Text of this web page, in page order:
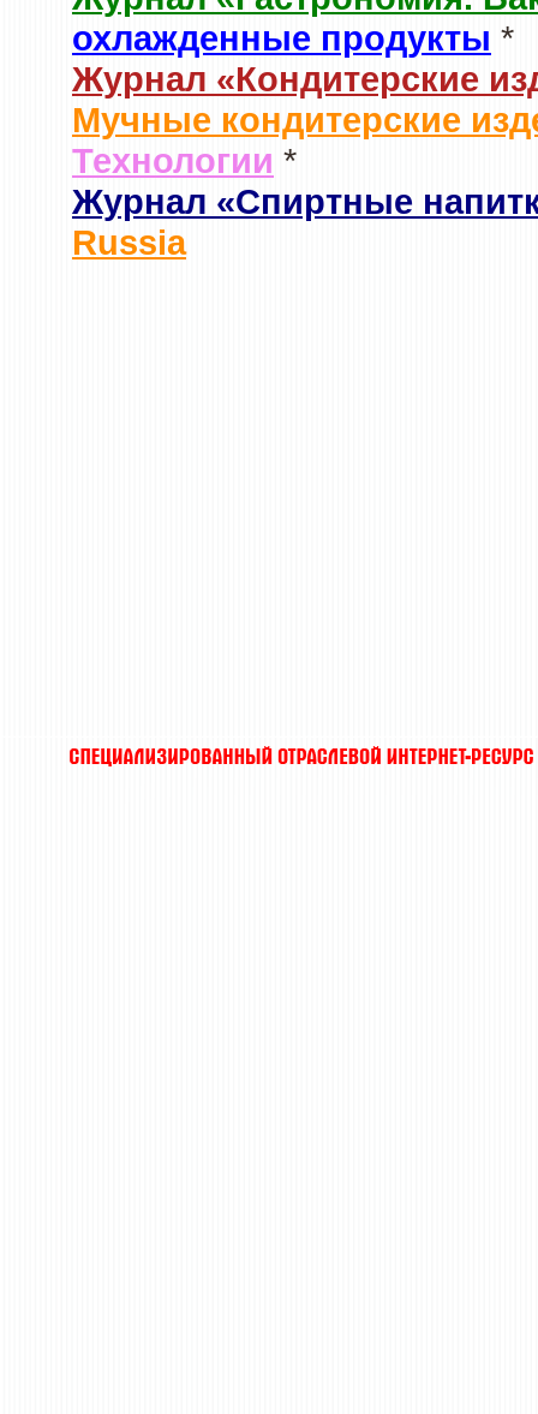
охлажденные продукты *
Журнал «Кондитерские
Мучные кондитерские
Технологии *
Журнал «Спиртные
Russia